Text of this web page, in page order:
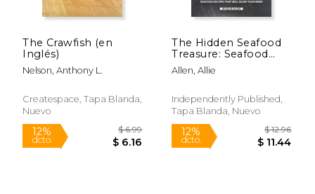
6%
dcto.
6%
dcto.
The Crawfish (en
Inglés)
Nelson, Anthony L.
Createspace, Tapa Blanda,
Nuevo
The Hidden Seafood
Treasure: Seafood
Recipes That Will
Blow Your Mind (en
Allen, Allie
Independently Published,
Tapa Blanda, Nuevo